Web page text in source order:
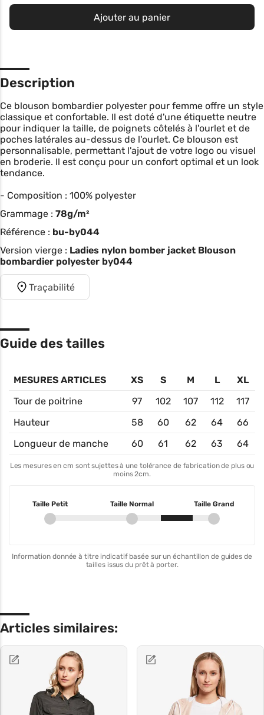
Ajouter au panier
Description
Ce blouson bombardier polyester pour femme offre un style
classique et confortable. Il est doté d'une étiquette neutre
pour indiquer la taille, de poignets côtelés à l'ourlet et de
poches latérales au-dessus de l'ourlet. Ce blouson est
personnalisable, permettant l'ajout de votre logo ou visuel
en broderie. Il est conçu pour un confort optimal et un look
tendance.
- Composition : 100% polyester
Grammage : 78g/m²
Référence : bu-by044
Version vierge : Ladies nylon bomber jacket Blouson
bombardier polyester by044
Traçabilité
Guide des tailles
MESURES ARTICLES XS S M L
XL
Tour de poitrine
97 102 107 112
117
Hauteur
58 60 62 64
66
Longueur de manche
60 61 62 63 64
Les mesures en cm sont sujettes à une tolérance de fabrication de plus ou
moins 2cm.
Taille Petit Taille Normal Taille Grand
Information donnée à titre indicatif basée sur un échantillon de guides de
tailles issus du prêt à porter.
Articles similaires: